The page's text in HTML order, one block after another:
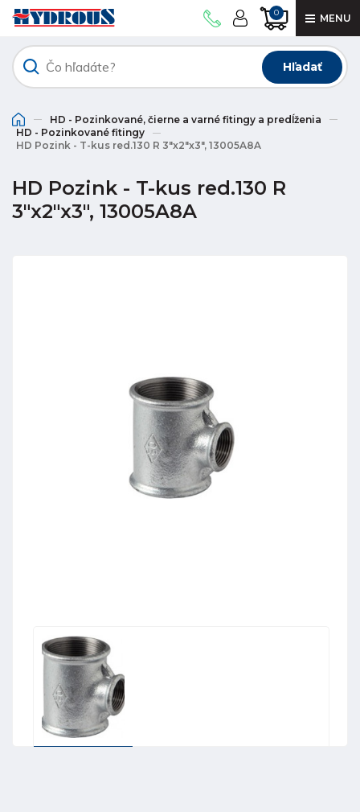
0 MENU
Hľadať
HD - Pozinkované, čierne a varné fitingy a predĺženia
HD - Pozinkované fitingy
HD Pozink - T-kus red.130 R 3"x2"x3", 13005A8A
HD Pozink - T-kus red.130 R
3"x2"x3", 13005A8A